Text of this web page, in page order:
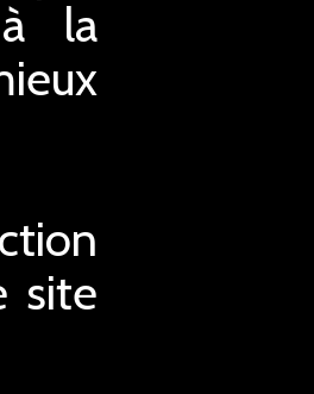
la
site